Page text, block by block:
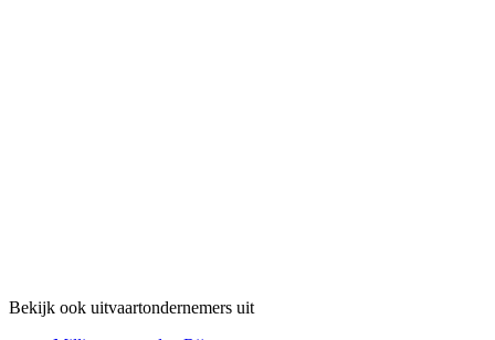
Bekijk ook uitvaartondernemers uit